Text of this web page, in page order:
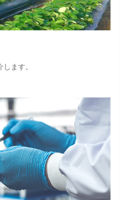
ます。